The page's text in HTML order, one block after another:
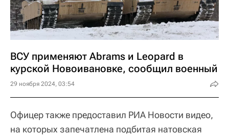
ВСУ применяют Abrams и Leopard в
курской Новоивановке, сообщил военный
29 ноября 2024, 03:54
Офицер также предоставил РИА Новости видео,
на которых запечатлена подбитая натовская